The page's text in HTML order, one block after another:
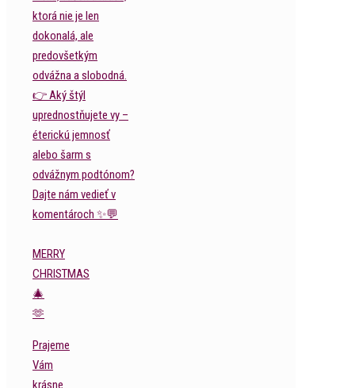
MERRY
CHRISTMAS
🎄
🫶
Prajeme
Vám
krásne